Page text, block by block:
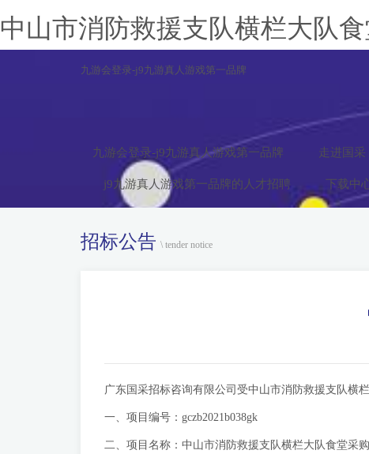
中山市消防救援支队横栏大队
九游会登录-j9九游真人游戏第一品牌
九游会登录-j9九游真人游戏第一品牌 走进国采
j9九游真人游戏第一品牌的人才招聘 下载中
招标公告 \ tender notice
广东国采招标咨询有限公司受中山市消防救援支队横
一、项目编号：gczb2021b038gk
二、项目名称：中山市消防救援支队横栏大队食堂采购